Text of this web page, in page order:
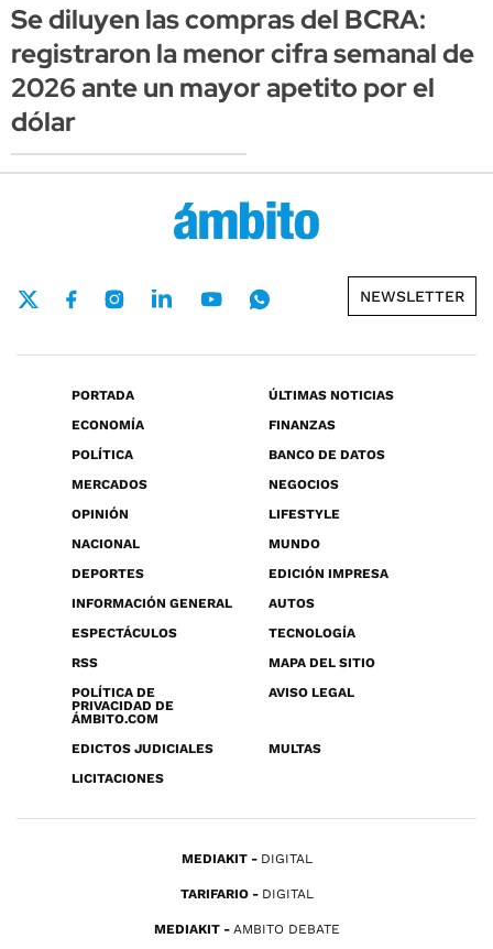
Se diluyen las compras del BCRA:
registraron la menor cifra semanal de
2026 ante un mayor apetito por el
dólar
NEWSLETTER
PORTADA
ÚLTIMAS NOTICIAS
ECONOMÍA
FINANZAS
POLÍTICA
BANCO DE DATOS
MERCADOS
NEGOCIOS
OPINIÓN
LIFESTYLE
NACIONAL
MUNDO
DEPORTES
EDICIÓN IMPRESA
INFORMACIÓN GENERAL
AUTOS
ESPECTÁCULOS
TECNOLOGÍA
RSS
MAPA DEL SITIO
POLÍTICA DE
PRIVACIDAD DE
ÁMBITO.COM
AVISO LEGAL
EDICTOS JUDICIALES
MULTAS
LICITACIONES
MEDIAKIT DIGITAL
TARIFARIO DIGITAL
MEDIAKIT AMBITO DEBATE